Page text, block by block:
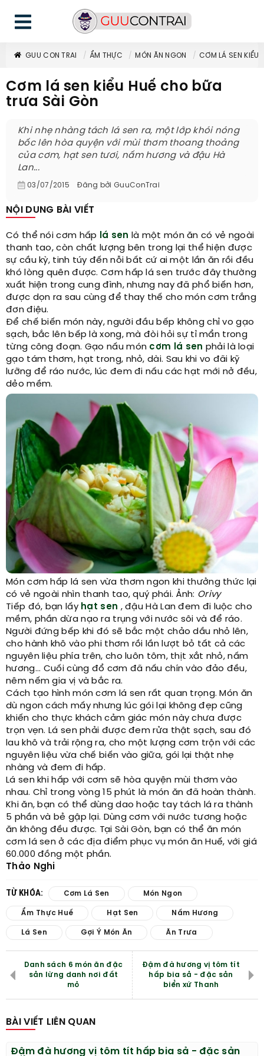
GUU CON TRAI ẨM THỰC MÓN ĂN NGON CƠM LÁ SEN KIỂU
Cơm lá sen kiểu Huế cho bữa
trưa Sài Gòn
Khi nhẹ nhàng tách lá sen ra, một lớp khói nóng
bốc lên hòa quyện với mùi thơm thoang thoảng
của cơm, hạt sen tươi, nấm hương và đậu Hà
Lan...
03/07/2015 Đăng bởi GuuConTrai
NỘI DUNG BÀI VIẾT
Có thể nói cơm hấp lá sen là một món ăn có vẻ ngoài
thanh tao, còn chất lượng bên trong lại thể hiện được
sự cầu kỳ, tinh túy đến nỗi bất cứ ai một lần ăn rồi đều
khó lòng quên được. Cơm hấp lá sen trước đây thường
xuất hiện trong cung đình, nhưng nay đã phổ biến hơn,
được dọn ra sau cùng để thay thế cho món cơm trắng
đơn điệu.
Để chế biến món này, người đầu bếp không chỉ vo gạo
sạch, bắc lên bếp là xong, mà đòi hỏi sự tỉ mẩn trong
từng công đoạn. Gạo nấu món cơm lá sen phải là loại
gạo tám thơm, hạt trong, nhỏ, dài. Sau khi vo đãi kỹ
lưỡng để ráo nước, lúc đem đi nấu các hạt mới nở đều,
dẻo mềm.
Món cơm hấp lá sen vừa thơm ngon khi thưởng thức lại
có vẻ ngoài nhìn thanh tao, quý phái. Ảnh: Orivy
Tiếp đó, bạn lấy hạt sen , đậu Hà Lan đem đi luộc cho
mềm, phần dừa nạo ra trụng với nước sôi và để ráo.
Người đứng bếp khi đó sẽ bắc một chảo dầu nhỏ lên,
cho hành khô vào phi thơm rồi lần lượt bỏ tất cả các
nguyên liệu phía trên, cho luôn tôm, thịt xắt nhỏ, nấm
hương... Cuối cùng đổ cơm đã nấu chín vào đảo đều,
nêm nếm gia vị và bắc ra.
Cách tạo hình món cơm lá sen rất quan trọng. Món ăn
dù ngon cách mấy nhưng lúc gói lại không đẹp cũng
khiến cho thực khách cảm giác món này chưa được
trọn vẹn. Lá sen phải được đem rửa thật sạch, sau đó
lau khô và trải rộng ra, cho một lượng cơm trộn với các
nguyên liệu vừa chế biến vào giữa, gói lại thật nhẹ
nhàng và đem đi hấp.
Lá sen khi hấp với cơm sẽ hòa quyện mùi thơm vào
nhau. Chỉ trong vòng 15 phút là món ăn đã hoàn thành.
Khi ăn, bạn có thể dùng dao hoặc tay tách lá ra thành
5 phần và bẻ gập lại. Dùng cơm với nước tương hoặc
ăn không đều được. Tại Sài Gòn, bạn có thể ăn món
cơm lá sen ở các địa điểm phục vụ món ăn Huế, với giá
60.000 đồng một phần.
Thảo Nghi
TỪ KHÓA: Cơm Lá Sen Món Ngon
Ẩm Thực Huế Hạt Sen Nấm Hương
Lá Sen Gợi Ý Món Ăn Ăn Trưa
Danh sách 6 món ăn đặc
sản lừng danh nơi đất
mỏ
Đậm đà hương vị tôm tít
hấp bia sả - đặc sản
biển xứ Thanh
BÀI VIẾT LIÊN QUAN
Đậm đà hương vị tôm tít hấp bia sả - đặc sản